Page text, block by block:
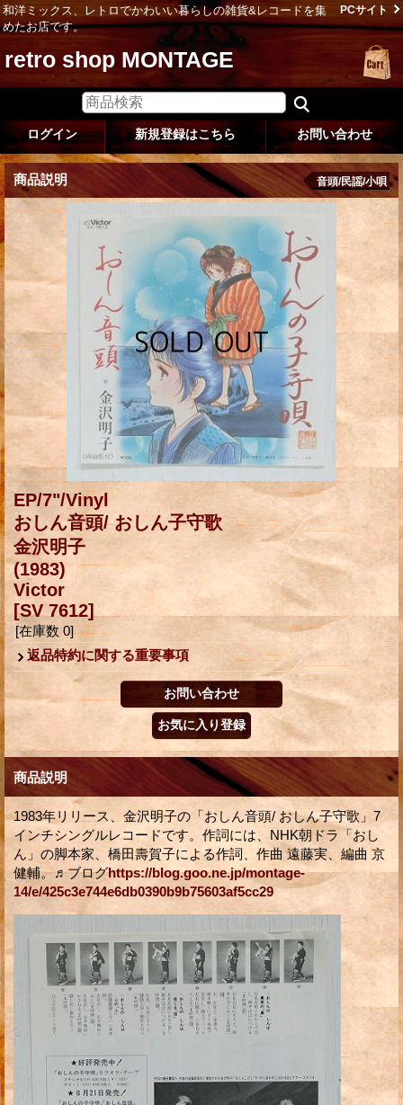
和洋ミックス、レトロでかわいい暮らしの雑貨&レコードを集
めたお店です。
PCサイト
retro shop MONTAGE
ログイン 新規登録はこちら お問い合わせ
商品説明 音頭/民謡/小唄
EP/7"/Vinyl
おしん音頭/ おしん子守歌
金沢明子
(1983)
Victor
[SV 7612]
[在庫数 0]
返品特約に関する重要事項
商品説明
1983年リリース、金沢明子の「おしん音頭/ おしん子守歌」7
インチシングルレコードです。作詞には、NHK朝ドラ「おし
ん」の脚本家、橋田壽賀子による作詞、作曲 遠藤実、編曲 京
健輔。♬ブログhttps://blog.goo.ne.jp/montage-
14/e/425c3e744e6db0390b9b75603af5cc29